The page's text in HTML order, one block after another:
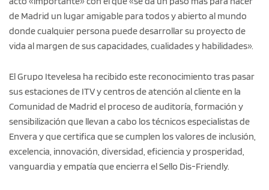
de Madrid un lugar amigable para todos y abierto al mundo
donde cualquier persona puede desarrollar su proyecto de
vida al margen de sus capacidades, cualidades y habilidades».
El Grupo Itevelesa ha recibido este reconocimiento tras pasar
sus estaciones de ITV y centros de atención al cliente en la
Comunidad de Madrid el proceso de auditoría, formación y
sensibilización que llevan a cabo los técnicos especialistas de
Envera y que certifica que se cumplen los valores de inclusión,
excelencia, innovación, diversidad, eficiencia y prosperidad,
vanguardia y empatía que encierra el Sello Dis-Friendly.